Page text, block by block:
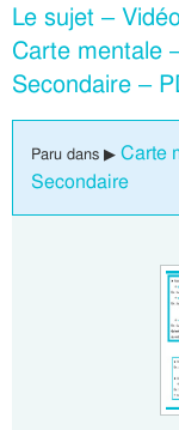
Le sujet –
Carte mentale
Secondaire –
Paru dans ▶ Carte
Secondaire